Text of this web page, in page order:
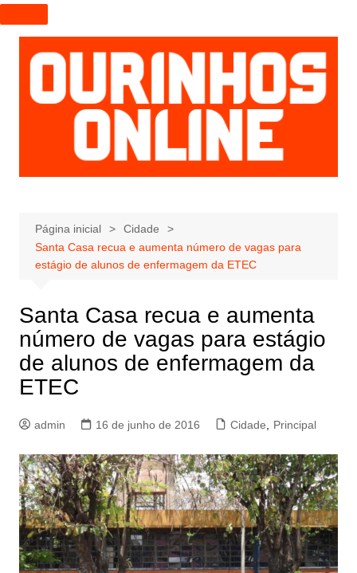
I
r
p
a
r
a
e
ú
d
Página inicial
Cidade
Santa Casa recua e aumenta número de vagas para
estágio de alunos de enfermagem da ETEC
Santa Casa recua e aumenta
número de vagas para estágio
de alunos de enfermagem da
ETEC
admin 16 de junho de 2016 Cidade Principal